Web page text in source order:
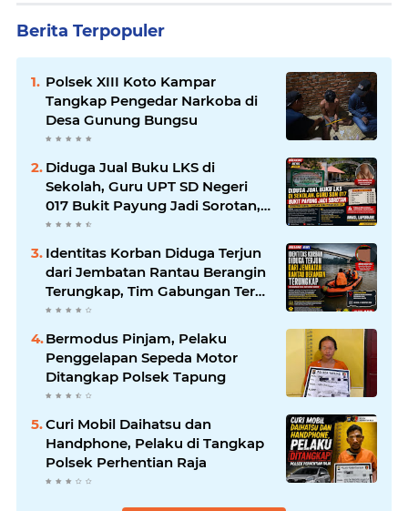
Berita Terpopuler
Polsek XIII Koto Kampar
Tangkap Pengedar Narkoba di
Desa Gunung Bungsu
Diduga Jual Buku LKS di
Sekolah, Guru UPT SD Negeri
017 Bukit Payung Jadi Sorotan,
Disdikpora Kampar Tegaskan
Tidak Pernah Beri Izin
Identitas Korban Diduga Terjun
dari Jembatan Rantau Berangin
Terungkap, Tim Gabungan Terus
Sisir Sungai Kampar
Bermodus Pinjam, Pelaku
Penggelapan Sepeda Motor
Ditangkap Polsek Tapung
Curi Mobil Daihatsu dan
Handphone, Pelaku di Tangkap
Polsek Perhentian Raja